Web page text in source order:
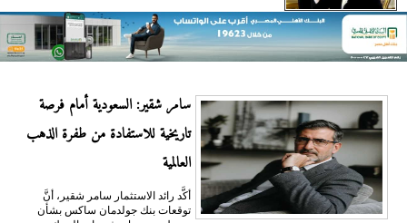
سامر شقير: السعودية أمام فرصة
تاريخية للاستفادة من طفرة الذهب
العالمية
أكَّد رائد الاستثمار سامر شقير، أنَّ
توقعات بنك جولدمان ساكس بشأن